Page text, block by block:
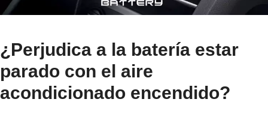
¿Perjudica a la batería estar
parado con el aire
acondicionado encendido?